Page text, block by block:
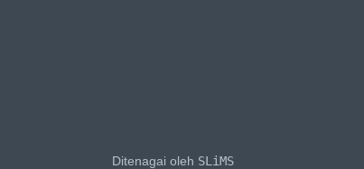
Ditenagai oleh SLiMS